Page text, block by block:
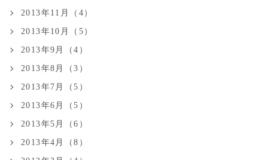
2013年11月（4）
2013年10月（5）
2013年9月（4）
2013年8月（3）
2013年7月（5）
2013年6月（5）
2013年5月（6）
2013年4月（8）